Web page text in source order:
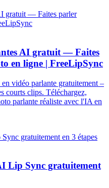
AI gratuit — Faites
en ligne | FreeLipSync
vidéo parlante gratuitement –
courts clips. Téléchargez,
parlante réaliste avec l'IA en
Lip Sync gratuitement